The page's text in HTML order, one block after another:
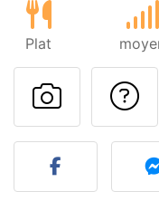
Plat
Publier